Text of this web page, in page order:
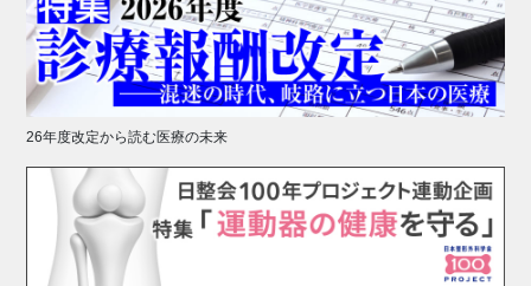
26年度改定から読む医療の未来